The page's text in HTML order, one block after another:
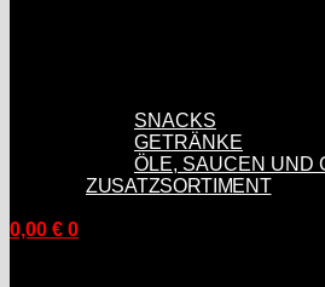
SNACKS
GETRÄNKE
ÖLE, SAUCEN UND
ZUSATZSORTIMENT
0,00 € 0